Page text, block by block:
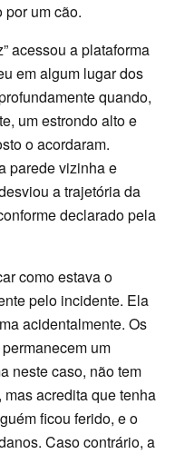
por um cão.
acessou a plataforma
em algum lugar dos
quando,
um estrondo alto e
o acordaram.
parede vizinha e
a trajetória da
declarado pela
como estava o
pelo incidente. Ela
acidentalmente. Os
um
neste caso, não tem
acredita que tenha
ficou ferido, e o
Caso contrário, a